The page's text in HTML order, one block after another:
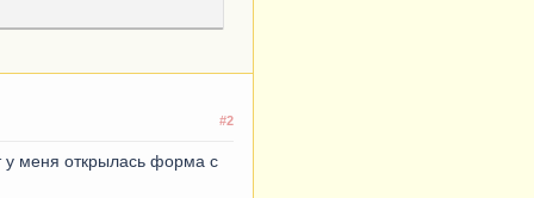
#2
у меня открылась форма с